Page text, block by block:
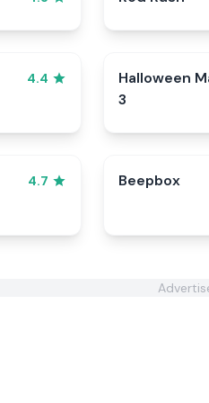
4.4
Halloween
3
4.7 Beepbox